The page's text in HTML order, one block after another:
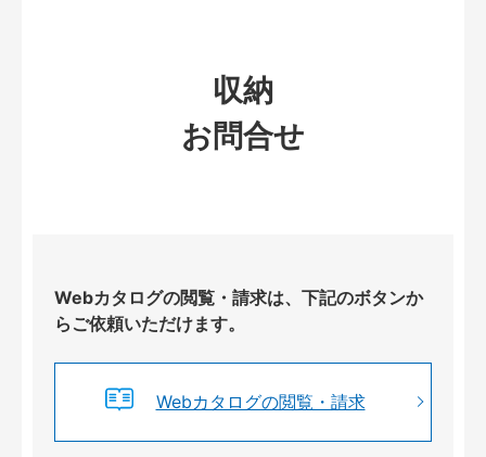
収納
お問合せ
Webカタログの閲覧・請求は、下記のボタンか
らご依頼いただけます。
Webカタログの閲覧・請求